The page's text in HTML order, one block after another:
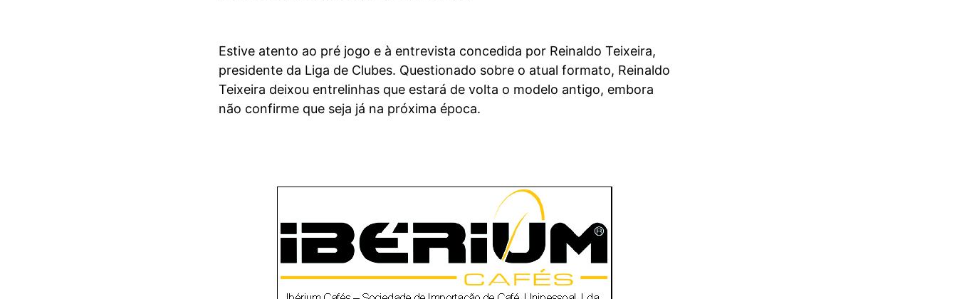
Estive atento ao pré jogo e à entrevista concedida por Reinaldo Teixeira,
presidente da Liga de Clubes. Questionado sobre o atual formato, Reinaldo
Teixeira deixou entrelinhas que estará de volta o modelo antigo, embora
não confirme que seja já na próxima época.